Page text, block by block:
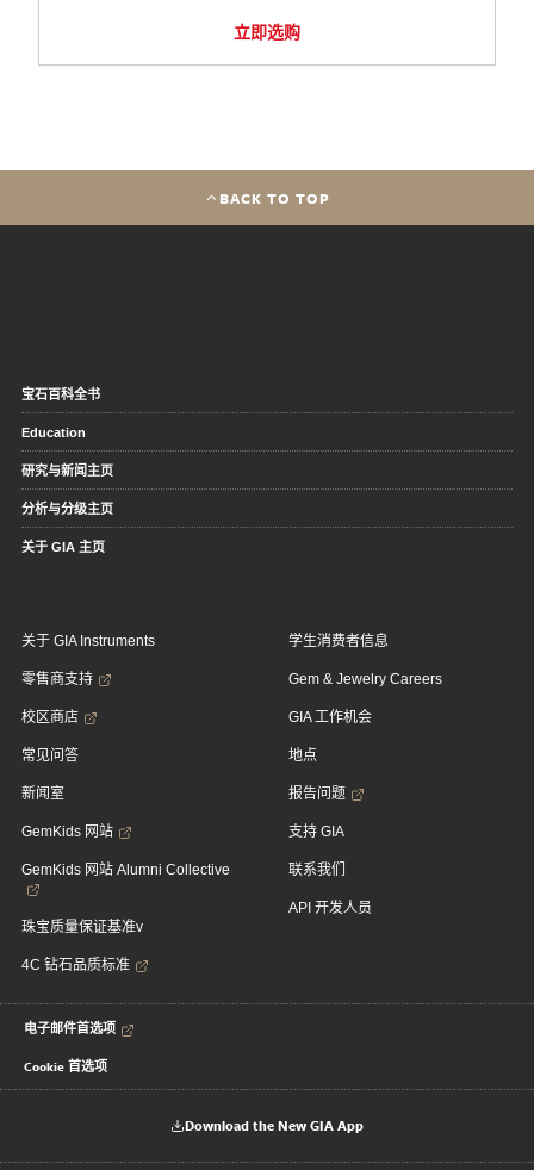
立即选购
BACK TO TOP
宝石百科全书
Education
研究与新闻主页
分析与分级主页
关于 GIA 主页
关于 GIA Instruments
零售商支持
校区商店
常见问答
新闻室
GemKids 网站
GemKids 网站 Alumni Collective
珠宝质量保证基准v
4C 钻石品质标准
学生消费者信息
Gem & Jewelry Careers
GIA 工作机会
地点
报告问题
支持 GIA
联系我们
API 开发人员
电子邮件首选项
Cookie 首选项
Download the New GIA App